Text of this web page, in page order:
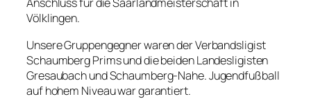
Völklingen.
Unsere Gruppengegner waren der Verbandsligist
Schaumberg Prims und die beiden Landesligisten
Gresaubach und Schaumberg-Nahe. Jugendfußball
auf hohem Niveau war garantiert.